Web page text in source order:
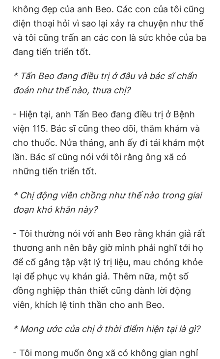
không đẹp của anh Beo. Các con của tôi cũng
điện thoại hỏi vì sao lại xảy ra chuyện như thế
và tôi cũng trấn an các con là sức khỏe của ba
đang tiến triển tốt.
* Tấn Beo đang điều trị ở đâu và bác sĩ chẩn
đoán như thế nào, thưa chị?
- Hiện tại, anh Tấn Beo đang điều trị ở Bệnh
viện 115. Bác sĩ cũng theo dõi, thăm khám và
cho thuốc. Nửa tháng, anh ấy đi tái khám một
lần. Bác sĩ cũng nói với tôi rằng ông xã có
những tiến triển tốt.
* Chị động viên chồng như thế nào trong giai
đoạn khó khăn này?
- Tôi thường nói với anh Beo rằng khán giả rất
thương anh nên bây giờ mình phải nghĩ tới họ
để cố gắng tập vật lý trị liệu, mau chóng khỏe
lại để phục vụ khán giả. Thêm nữa, một số
đồng nghiệp thân thiết cũng dành lời động
viên, khích lệ tinh thần cho anh Beo.
* Mong ước của chị ở thời điểm hiện tại là gì?
- Tôi mong muốn ông xã có không gian nghỉ